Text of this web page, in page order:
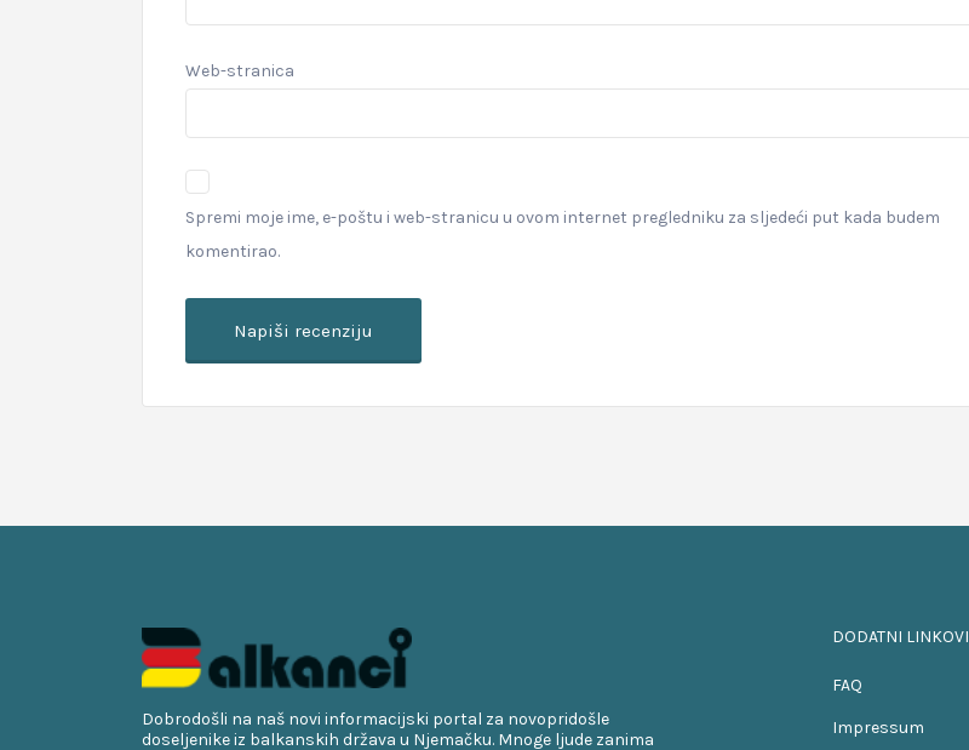
Web-stranica
Spremi moje ime, e-poštu i web-stranicu u ovom internet pregledniku za sljedeći put kada budem
komentirao.
Dobrodošli na naš novi informacijski portal za novopridošle
doseljenike iz balkanskih država u Njemačku. Mnoge ljude zanima
DODATNI LINKOVI
FAQ
Impressum